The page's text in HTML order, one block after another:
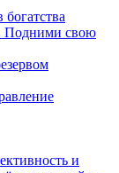
Подними свою
и